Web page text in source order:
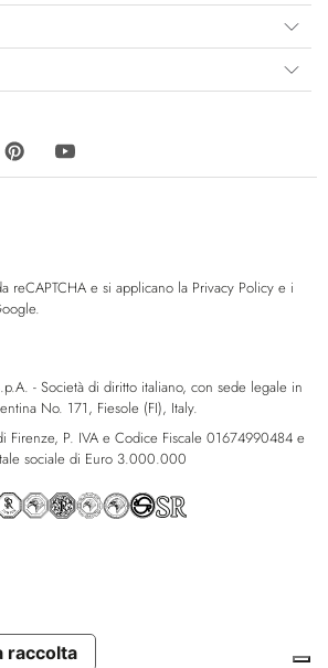
reCAPTCHA e si applicano la Privacy Policy e i
- Società di diritto italiano, con sede legale in
No. 171, Fiesole (FI), Italy.
Firenze, P. IVA e Codice Fiscale 01674990484 e
sociale di Euro 3.000.000
raccolta